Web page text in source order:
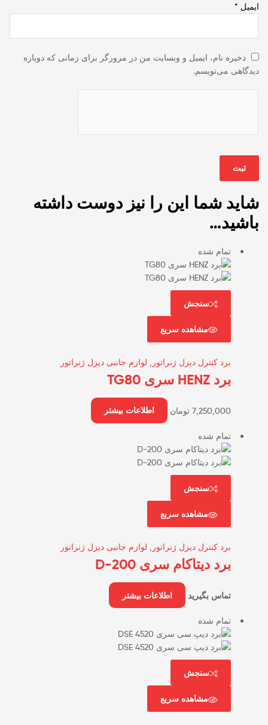
ایمیل *
ذخیره نام، ایمیل و وبسایت من در مرورگر برای زمانی که دوباره
دیدگاهی می‌نویسم.
شاید شما این را نیز دوست داشته
باشید…
تمام شده
سنجش
مشاهده سریع
برد کنترل دیزل ژنراتور لوازم جانبی دیزل ژنراتور
برد HENZ سری TG80
7,250,000 تومان اطلاعات بیشتر
تمام شده
سنجش
مشاهده سریع
برد کنترل دیزل ژنراتور لوازم جانبی دیزل ژنراتور
برد دیتاکام سری D-200
تماس بگیرید اطلاعات بیشتر
تمام شده
سنجش
مشاهده سریع